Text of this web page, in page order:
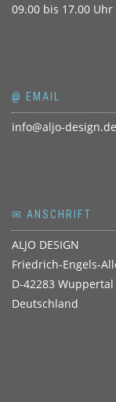
09.00 bis 17.00 Uhr
@ EMAIL
info@aljo-design.de
✉ ANSCHRIFT
ALJO DESIGN
Friedrich-Engels-
D-42283 Wuppertal
Deutschland